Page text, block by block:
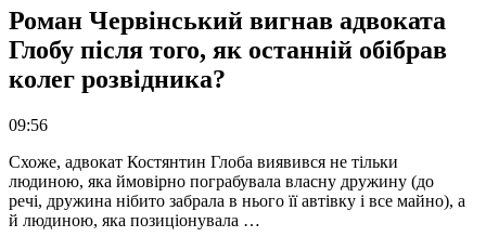
Роман Червінський вигнав адвоката
Глобу після того, як останній обібрав
колег розвідника?
09:56
Схоже, адвокат Костянтин Глоба виявився не тільки
людиною, яка ймовірно пограбувала власну дружину (до
речі, дружина нібито забрала в нього її автівку і все майно), а
й людиною, яка позиціонувала …